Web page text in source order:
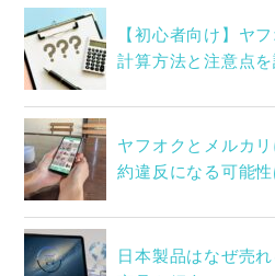
【初心者向け】ヤ
計算方法と注意点
ヤフオクとメルカ
約違反になる可能性
日本製品はなぜ売